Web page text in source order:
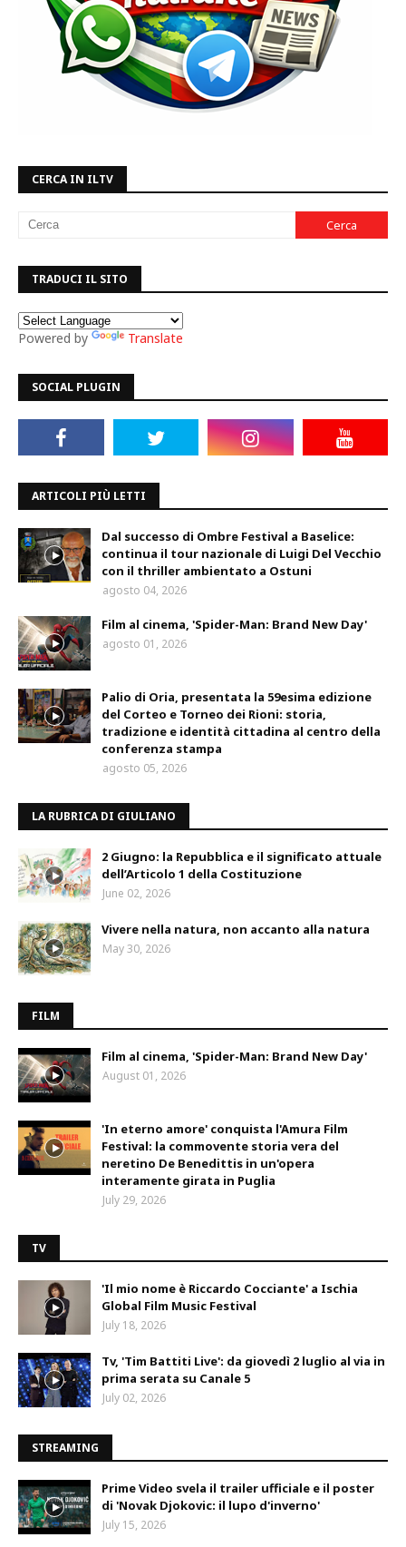
CERCA IN ILTV
TRADUCI IL SITO
Powered by Translate
SOCIAL PLUGIN
ARTICOLI PIÙ LETTI
Dal successo di Ombre Festival a Baselice:
continua il tour nazionale di Luigi Del Vecchio
con il thriller ambientato a Ostuni
agosto 04, 2026
Film al cinema, 'Spider-Man: Brand New Day'
agosto 01, 2026
Palio di Oria, presentata la 59esima edizione
del Corteo e Torneo dei Rioni: storia,
tradizione e identità cittadina al centro della
conferenza stampa
agosto 05, 2026
LA RUBRICA DI GIULIANO
2 Giugno: la Repubblica e il significato attuale
dell’Articolo 1 della Costituzione
June 02, 2026
Vivere nella natura, non accanto alla natura
May 30, 2026
FILM
Film al cinema, 'Spider-Man: Brand New Day'
August 01, 2026
'In eterno amore' conquista l'Amura Film
Festival: la commovente storia vera del
neretino De Benedittis in un'opera
interamente girata in Puglia
July 29, 2026
TV
'Il mio nome è Riccardo Cocciante' a Ischia
Global Film Music Festival
July 18, 2026
Tv, 'Tim Battiti Live': da giovedì 2 luglio al via in
prima serata su Canale 5
July 02, 2026
STREAMING
Prime Video svela il trailer ufficiale e il poster
di 'Novak Djokovic: il lupo d'inverno'
July 15, 2026